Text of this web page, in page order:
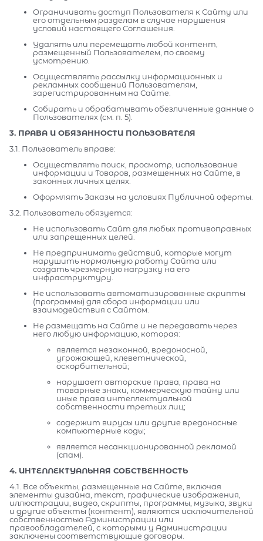
Ограничивать доступ Пользователя к Сайту или
его отдельным разделам в случае нарушения
условий настоящего Соглашения.
Удалять или перемещать любой контент,
размещенный Пользователем, по своему
усмотрению.
Осуществлять рассылку информационных и
рекламных сообщений Пользователям,
зарегистрированным на Сайте.
Собирать и обрабатывать обезличенные данные о
Пользователях (см. п. 5).
3. ПРАВА И ОБЯЗАННОСТИ ПОЛЬЗОВАТЕЛЯ
3.1. Пользователь вправе:
Осуществлять поиск, просмотр, использование
информации и Товаров, размещенных на Сайте, в
законных личных целях.
Оформлять Заказы на условиях Публичной оферты.
3.2. Пользователь обязуется:
Не использовать Сайт для любых противоправных
или запрещенных целей.
Не предпринимать действий, которые могут
нарушить нормальную работу Сайта или
создать чрезмерную нагрузку на его
инфраструктуру.
Не использовать автоматизированные скрипты
(программы) для сбора информации или
взаимодействия с Сайтом.
Не размещать на Сайте и не передавать через
него любую информацию, которая:
является незаконной, вредоносной,
угрожающей, клеветнической,
оскорбительной;
нарушает авторские права, права на
товарные знаки, коммерческую тайну или
иные права интеллектуальной
собственности третьих лиц;
содержит вирусы или другие вредоносные
компьютерные коды;
является несанкционированной рекламой
(спам).
4. ИНТЕЛЛЕКТУАЛЬНАЯ СОБСТВЕННОСТЬ
4.1. Все объекты, размещенные на Сайте, включая
элементы дизайна, текст, графические изображения,
иллюстрации, видео, скрипты, программы, музыка, звуки
и другие объекты (контент), являются исключительной
собственностью Администрации или
правообладателей, с которыми у Администрации
заключены соответствующие договоры.